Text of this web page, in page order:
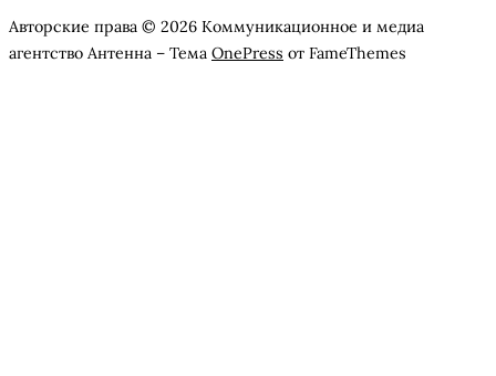
Авторские права © 2026 Коммуникационное и медиа
агентство Антенна – Тема OnePress от FameThemes